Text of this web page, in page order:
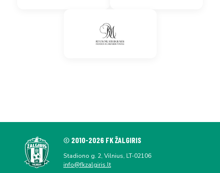
© 2010-2026 FK ŽALGIRIS
Stadiono g. 2, Vilnius, LT-02106
info@fkzalgiris.lt